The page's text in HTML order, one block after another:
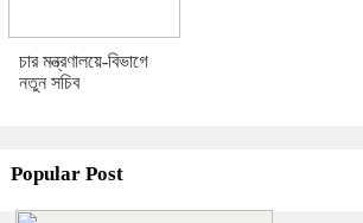
চার মন্ত্রণালয়ে-বিভাগে
নতুন সচিব
Popular Post